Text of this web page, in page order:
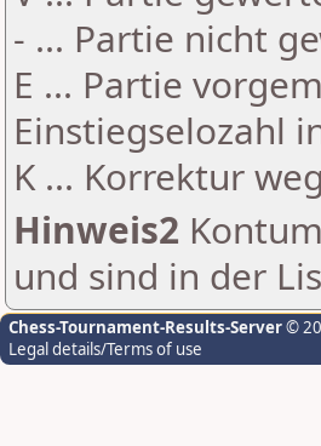
- ... Partie nicht
E ... Partie
Einstiegselozahl
K ... Korrektur
Hinweis2
und sind in der
Chess-Tournament-Results-Server©
Legal details/Terms of use